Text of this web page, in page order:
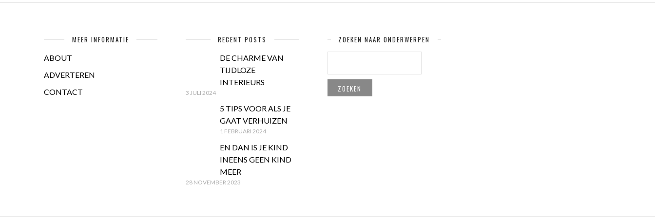
MEER INFORMATIE
ABOUT
ADVERTEREN
CONTACT
RECENT POSTS
DE CHARME VAN
TIJDLOZE
INTERIEURS
3 JULI 2024
5 TIPS VOOR ALS JE
GAAT VERHUIZEN
1 FEBRUARI 2024
EN DAN IS JE KIND
INEENS GEEN KIND
MEER
28 NOVEMBER 2023
ZOEKEN NAAR ONDERWERPEN